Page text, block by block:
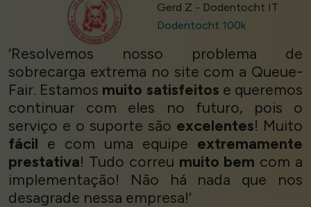
Gerd Z - Dodentocht IT
Dodentocht 100k
‘Resolvemos nosso problema de
sobrecarga extrema no site com a Queue-
Fair. Estamos muito satisfeitos e queremos
continuar com eles no futuro, pois o
serviço e o suporte são excelentes! Muito
fácil e com uma equipe extremamente
prestativa! Tudo correu muito bem com a
implementação! Não há nada que nos
desagrade nessa empresa!’